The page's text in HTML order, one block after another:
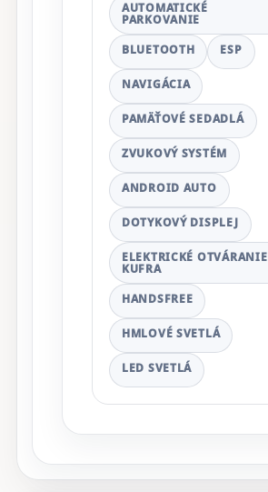
AUTOMATICKÉ
PARKOVANIE
BLUETOOTH
ESP
NAVIGÁCIA
PAMÄŤOVÉ SEDADLÁ
ZVUKOVÝ SYSTÉM
ANDROID AUTO
DOTYKOVÝ DISPLEJ
ELEKTRICKÉ OTVÁRANIE
KUFRA
HANDSFREE
HMLOVÉ SVETLÁ
LED SVETLÁ